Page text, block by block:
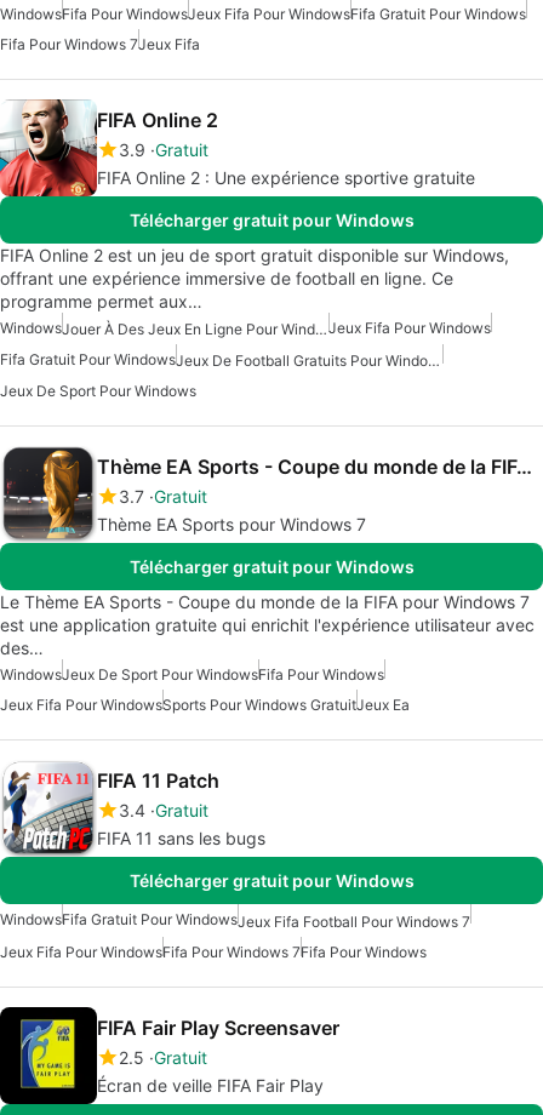
WindowsFifa Pour WindowsJeux Fifa Pour WindowsFifa Gratuit Pour Windows
Fifa Pour Windows 7Jeux Fifa
FIFA Online 2
3.9 Gratuit
FIFA Online 2 : Une expérience sportive gratuite
Télécharger gratuit pour Windows
FIFA Online 2 est un jeu de sport gratuit disponible sur Windows,
offrant une expérience immersive de football en ligne. Ce
programme permet aux…
Windows Jouer À Des Jeux En Ligne Pour Windows 7Jeux Fifa Pour Windows
Fifa Gratuit Pour Windows
Jeux De Football Gratuits Pour Windows
Jeux De Sport Pour Windows
Thème EA Sports - Coupe du monde de la FIFA pour Windows 7
3.7 Gratuit
Thème EA Sports pour Windows 7
Télécharger gratuit pour Windows
Le Thème EA Sports - Coupe du monde de la FIFA pour Windows 7
est une application gratuite qui enrichit l'expérience utilisateur avec
des…
WindowsJeux De Sport Pour WindowsFifa Pour Windows
Jeux Fifa Pour WindowsSports Pour Windows GratuitJeux Ea
FIFA 11 Patch
3.4 Gratuit
FIFA 11 sans les bugs
Télécharger gratuit pour Windows
WindowsFifa Gratuit Pour WindowsJeux Fifa Football Pour Windows 7
Jeux Fifa Pour WindowsFifa Pour Windows 7Fifa Pour Windows
FIFA Fair Play Screensaver
2.5 Gratuit
Écran de veille FIFA Fair Play